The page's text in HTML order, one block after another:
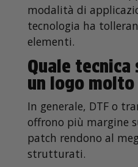
modalità di
tecnologia ha
elementi.
Quale
un logo molto
In generale, DTF o
offrono più margine
patch rendono al
strutturati.